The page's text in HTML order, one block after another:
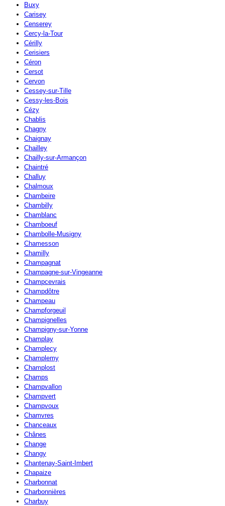
Buxy
Carisey
Censerey
Cercy-la-Tour
Cérilly
Cerisiers
Céron
Cersot
Cervon
Cessey-sur-Tille
Cessy-les-Bois
Cézy
Chablis
Chagny
Chaignay
Chailley
Chailly-sur-Armançon
Chaintré
Challuy
Chalmoux
Chambeire
Chambilly
Chamblanc
Chamboeuf
Chambolle-Musigny
Chamesson
Chamilly
Champagnat
Champagne-sur-Vingeanne
Champcevrais
Champdôtre
Champeau
Champforgeuil
Champignelles
Champigny-sur-Yonne
Champlay
Champlecy
Champlemy
Champlost
Champs
Champvallon
Champvert
Champvoux
Chamvres
Chanceaux
Chânes
Change
Changy
Chantenay-Saint-Imbert
Chapaize
Charbonnat
Charbonnières
Charbuy